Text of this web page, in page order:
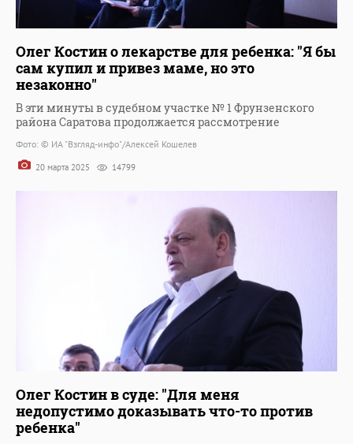
Олег Костин о лекарстве для ребенка: "Я бы
сам купил и привез маме, но это
незаконно"
В эти минуты в судебном участке № 1 Фрунзенского
района Саратова продолжается рассмотрение
Фото: © ИА "Взгляд-инфо"/Алексей Кошелев
20 марта 2025 14799
Олег Костин в суде: "Для меня
недопустимо доказывать что-то против
ребенка"